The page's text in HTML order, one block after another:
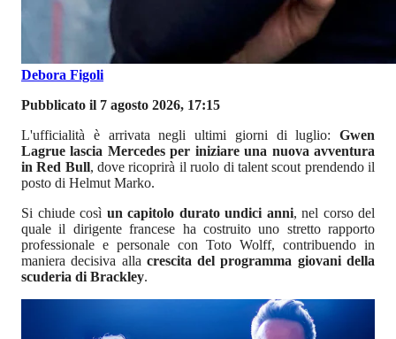
Debora Figoli
Pubblicato il 7 agosto 2026, 17:15
L'ufficialità è arrivata negli ultimi giorni di luglio: Gwen
Lagrue lascia Mercedes per iniziare una nuova avventura
in Red Bull, dove ricoprirà il ruolo di talent scout prendendo il
posto di Helmut Marko.
Si chiude così un capitolo durato undici anni, nel corso del
quale il dirigente francese ha costruito uno stretto rapporto
professionale e personale con Toto Wolff, contribuendo in
maniera decisiva alla crescita del programma giovani della
scuderia di Brackley.